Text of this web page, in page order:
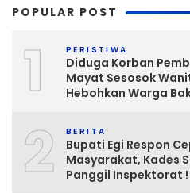
POPULAR POST
1 PERISTIWA
Diduga Korban
Mayat Sesosok
Hebohkan Warga
2 BERITA
Bupati Egi Respon
Masyarakat, Kades
Panggil Inspektorat !